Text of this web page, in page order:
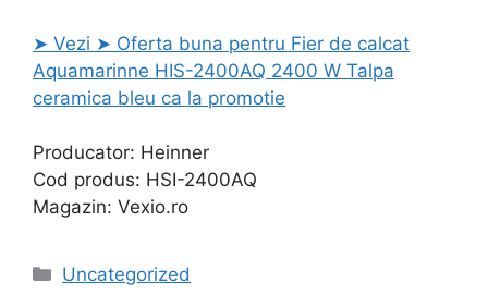
➤ Vezi ➤ Oferta buna pentru Fier de calcat
Aquamarinne HIS-2400AQ 2400 W Talpa
ceramica bleu ca la promotie
Producator: Heinner
Cod produs: HSI-2400AQ
Magazin: Vexio.ro
Categories
Uncategorized